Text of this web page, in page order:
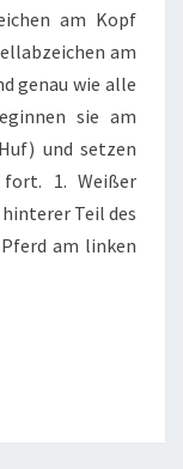
am Kopf
am
genau wie alle
sie am
und setzen
1. Weißer
Teil des
am linken